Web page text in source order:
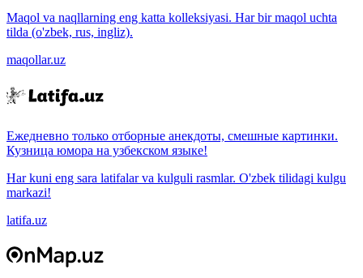
Maqol va naqllarning eng katta kolleksiyasi. Har bir maqol uchta
tilda (o'zbek, rus, ingliz).
maqollar.uz
Ежедневно только отборные анекдоты, смешные картинки.
Кузница юмора на узбекском языке!
Har kuni eng sara latifalar va kulguli rasmlar. O'zbek tilidagi kulgu
markazi!
latifa.uz